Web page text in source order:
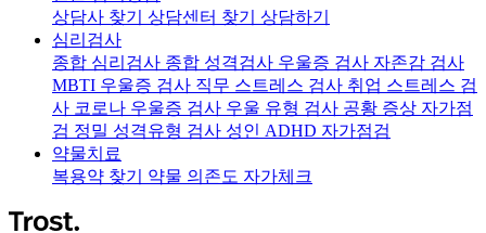
상담사 찾기 상담센터 찾기 상담하기
심리검사
종합 심리검사 종합 성격검사 우울증 검사 자존감 검사
MBTI 우울증 검사 직무 스트레스 검사 취업 스트레스 검
사 코로나 우울증 검사 우울 유형 검사 공황 증상 자가점
검 정밀 성격유형 검사 성인 ADHD 자가점검
약물치료
복용약 찾기 약물 의존도 자가체크